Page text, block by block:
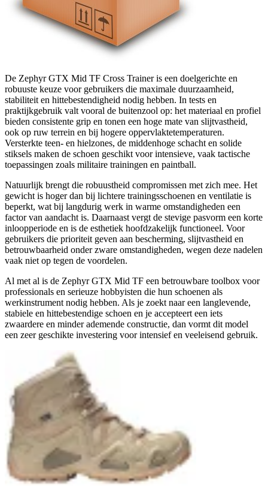
De Zephyr GTX Mid TF Cross Trainer is een doelgerichte en
robuuste keuze voor gebruikers die maximale duurzaamheid,
stabiliteit en hittebestendigheid nodig hebben. In tests en
praktijkgebruik valt vooral de buitenzool op: het materiaal en profiel
bieden consistente grip en tonen een hoge mate van slijtvastheid,
ook op ruw terrein en bij hogere oppervlaktetemperaturen.
Versterkte teen- en hielzones, de middenhoge schacht en solide
stiksels maken de schoen geschikt voor intensieve, vaak tactische
toepassingen zoals militaire trainingen en paintball.
Natuurlijk brengt die robuustheid compromissen met zich mee. Het
gewicht is hoger dan bij lichtere trainingsschoenen en ventilatie is
beperkt, wat bij langdurig werk in warme omstandigheden een
factor van aandacht is. Daarnaast vergt de stevige pasvorm een korte
inloopperiode en is de esthetiek hoofdzakelijk functioneel. Voor
gebruikers die prioriteit geven aan bescherming, slijtvastheid en
betrouwbaarheid onder zware omstandigheden, wegen deze nadelen
vaak niet op tegen de voordelen.
Al met al is de Zephyr GTX Mid TF een betrouwbare toolbox voor
professionals en serieuze hobbyisten die hun schoenen als
werkinstrument nodig hebben. Als je zoekt naar een langlevende,
stabiele en hittebestendige schoen en je accepteert een iets
zwaardere en minder ademende constructie, dan vormt dit model
een zeer geschikte investering voor intensief en veeleisend gebruik.